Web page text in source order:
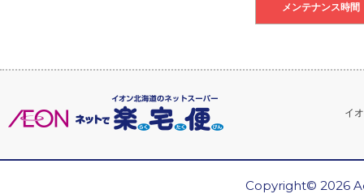
メンテナンス時間
イ
Copyright© 2026